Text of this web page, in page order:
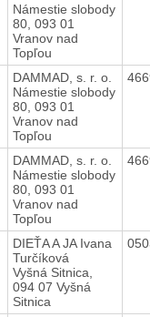
Námestie slobody
80, 093 01
Vranov nad
Topľou
DAMMAD, s. r. o.
Námestie slobody
80, 093 01
Vranov nad
Topľou
DAMMAD, s. r. o.
Námestie slobody
80, 093 01
Vranov nad
Topľou
DIEŤA A JA Ivana
Turčíková
Vyšná Sitnica,
094 07 Vyšná
Sitnica